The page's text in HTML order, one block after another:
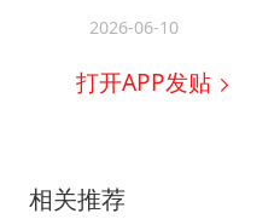
2026-06-10
打开APP发贴
相关推荐